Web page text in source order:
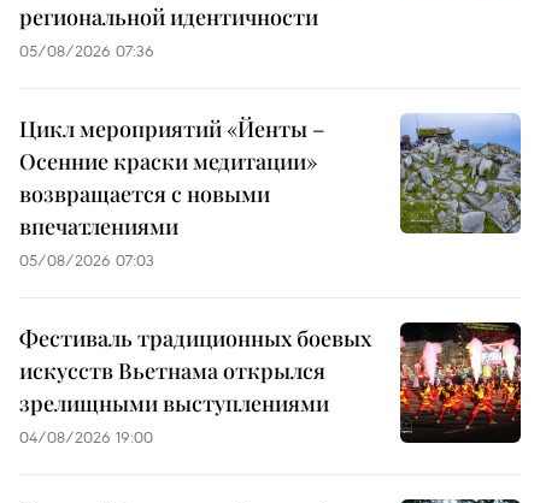
региональной идентичности
05/08/2026 07:36
Цикл мероприятий «Йенты –
Осенние краски медитации»
возвращается с новыми
впечатлениями
05/08/2026 07:03
Фестиваль традиционных боевых
искусств Вьетнама открылся
зрелищными выступлениями
04/08/2026 19:00